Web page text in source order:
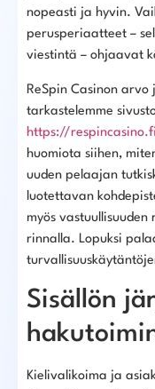
nopeasti ja hyvin.
perusperiaatteet –
viestintä – ohjaavat
ReSpin Casinon
tarkastelemme
https://
huomiota siihen,
uuden pelaajan
luotettavan
myös
rinnalla. Lopuksi
Sisällön
Kielivalikoima ja